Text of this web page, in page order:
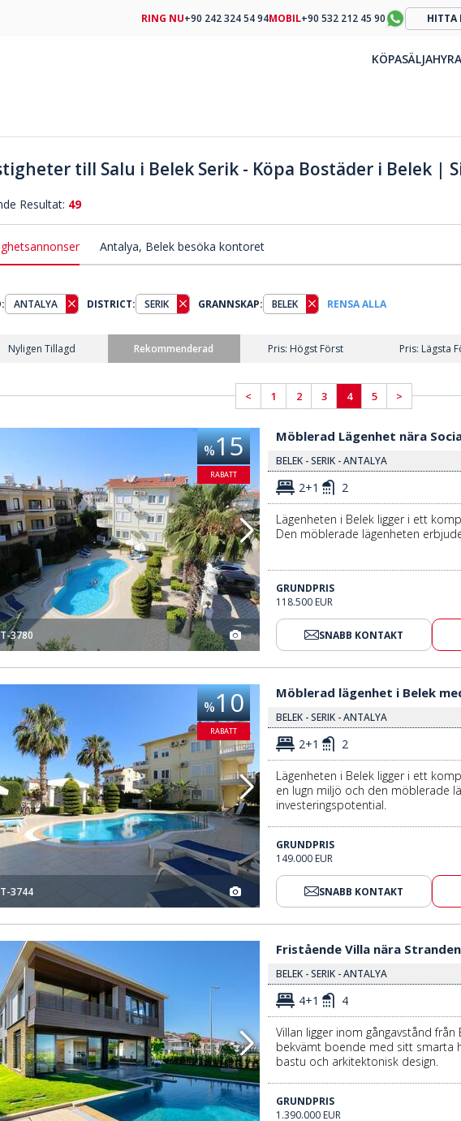
till Salu i Belek Serik - Köpa Bostäder i Belek |
Resultat: 49
Antalya, Belek besöka kontoret
ANTALYA DISTRICT: SERIK GRANNSKAP: BELEK RENSA ALLA
Nyligen Tillagd Rekommenderad Pris: Högst Först Pris: Lägsta
< 1 2 3 4 5 >
Möblerad Lägenhet Nära Sociala Bekvämligheter I Belek 3
%15
RABATT
3780
Möblerad Lägenhet nära
BELEK - SERIK - ANTALYA
2+1 2
Lägenheten i Belek ligger i ett
Den möblerade lägenheten
GRUNDPRIS
118.500 EUR
SNABB KONTAKT
Möblerad Lägenhet I Belek Med Pool För Investering 3
%10
RABATT
3744
Möblerad lägenhet i Belek
BELEK - SERIK - ANTALYA
2+1 2
Lägenheten i Belek ligger i ett
en lugn miljö och den möblerade
investeringspotential.
GRUNDPRIS
149.000 EUR
SNABB KONTAKT
Fristående Villa Nära Stranden Och Golfbanor I Belek 3 Fristående Villa nära
BELEK - SERIK - ANTALYA
4+1 4
Villan ligger inom gångavstånd
bekvämt boende med sitt smarta
bastu och arkitektonisk design.
GRUNDPRIS
1.390.000 EUR
RING NU+90 242 324 54 94MOBIL+90 532 212 45 90 HITTA
KÖPASÄLJAHYRA